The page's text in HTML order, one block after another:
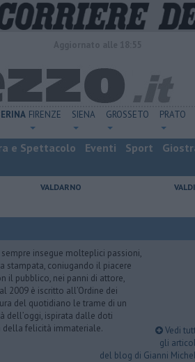
FIRENZE SIENA GROSSETO PRATO
e Spettacolo Eventi Sport
VALDARNO
insegue molteplici passioni,
stampata, coniugando il piacere
il pubblico, nei panni di attore,
2009 è iscritto all’Ordine dei
del quotidiano le trame di un
dell’oggi, ispirata dalle doti
della felicità immateriale.
Vedi
gli
del blog di Gianni